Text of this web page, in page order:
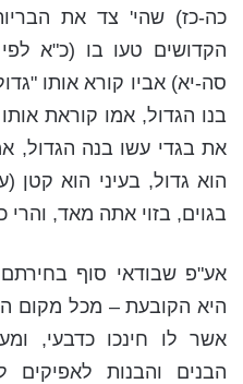
כה-כז) שהי' צד את
הקדושים טעו בו (כ"א
סה-יא) אביו קורא אותו
בנו הגדול, אמו קוראת
את בגדי עשו בנה הגדול,
הוא גדול, בעיני הוא קטן
בגוים, בזוי אתה מאד, והרי
אע"פ שבודאי סוף
היא הקובעת – מכל מקום
אשר לו חינכו כדבעי,
הבנים והבנות לאפיקים